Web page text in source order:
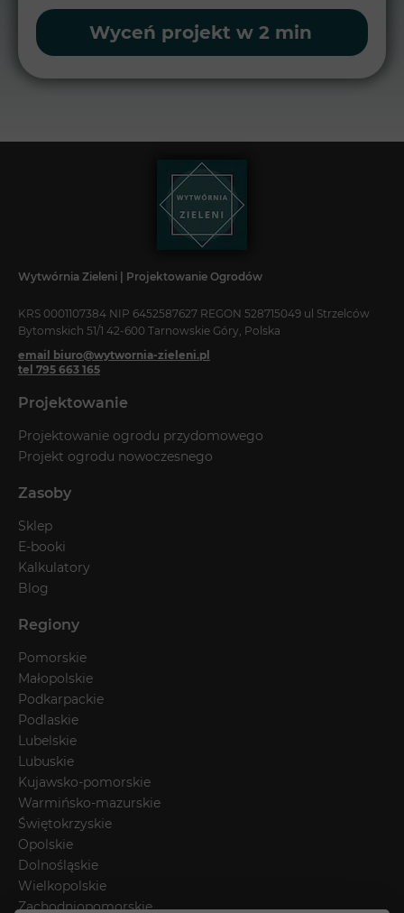
Wyceń projekt w 2 min
Wytwórnia Zieleni | Projektowanie Ogrodów
KRS 0001107384 NIP 6452587627 REGON 528715049 ul Strzelców
Bytomskich 51/1 42-600 Tarnowskie Góry, Polska
email biuro@wytwornia-zieleni.pl
tel 795 663 165
Projektowanie
Projektowanie ogrodu przydomowego
Projekt ogrodu nowoczesnego
Zasoby
Sklep
E-booki
Kalkulatory
Blog
Regiony
Pomorskie
Małopolskie
Podkarpackie
Podlaskie
Lubelskie
Lubuskie
Kujawsko-pomorskie
Warmińsko-mazurskie
Świętokrzyskie
Opolskie
Dolnośląskie
Wielkopolskie
Zachodniopomorskie